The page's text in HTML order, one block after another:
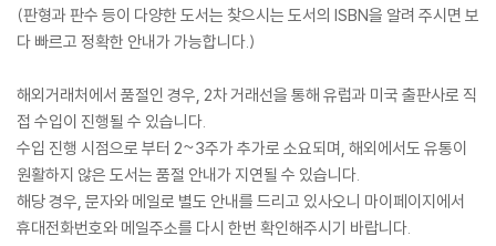
(판형과 판수 등이 다양한 도서는 찾으시는 도서의 ISBN을 알려 주시면 보
다 빠르고 정확한 안내가 가능합니다.)
해외거래처에서 품절인 경우, 2차 거래선을 통해 유럽과 미국 출판사로 직
접 수입이 진행될 수 있습니다.
수입 진행 시점으로 부터 2~3주가 추가로 소요되며, 해외에서도 유통이
원활하지 않은 도서는 품절 안내가 지연될 수 있습니다.
해당 경우, 문자와 메일로 별도 안내를 드리고 있사오니 마이페이지에서
휴대전화번호와 메일주소를 다시 한번 확인해주시기 바랍니다.